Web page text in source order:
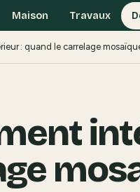
Maison Travaux
: quand le carrelage